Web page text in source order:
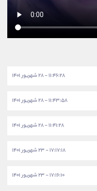
۱۱:۴۶:۲۸ - ۲۸ شهریور ۱۴۰۱
۱۱:۴۳:۵۸ - ۲۸ شهریور ۱۴۰۱
۱۱:۴۱:۲۸ - ۲۸ شهریور ۱۴۰۱
۱۷:۱۷:۱۸ - ۲۳ شهریور ۱۴۰۱
۱۷:۱۶:۱۰ - ۲۳ شهریور ۱۴۰۱